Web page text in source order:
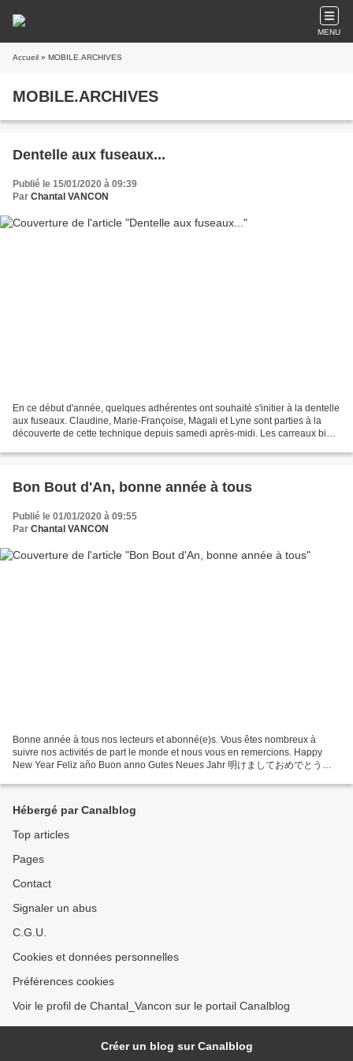
MENU
Accueil » MOBILE.ARCHIVES
MOBILE.ARCHIVES
Dentelle aux fuseaux...
Publié le 15/01/2020 à 09:39
Par Chantal VANCON
En ce début d'année, quelques adhérentes ont souhaité s'initier à la dentelle
aux fuseaux. Claudine, Marie-Françoise, Magali et Lyne sont parties à la
découverte de cette technique depuis samedi après-midi. Les carreaux bien
Bon Bout d'An, bonne année à tous
Publié le 01/01/2020 à 09:55
Par Chantal VANCON
Bonne année à tous nos lecteurs et abonné(e)s. Vous êtes nombreux à
suivre nos activités de part le monde et nous vous en remercions. Happy
New Year Feliz año Buon anno Gutes Neues Jahr 明けましておめでとうご
Hébergé par Canalblog
Top articles
Pages
Contact
Signaler un abus
C.G.U.
Cookies et données personnelles
Préférences cookies
Voir le profil de Chantal_Vancon sur le portail Canalblog
Créer un blog sur Canalblog